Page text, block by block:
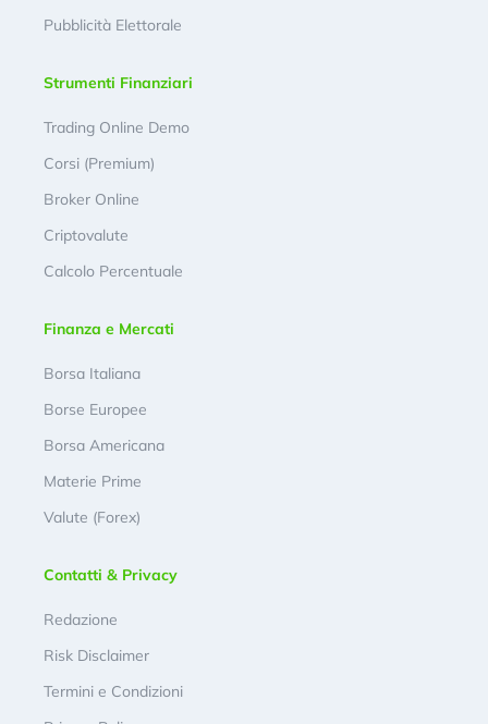
Pubblicità Elettorale
Strumenti Finanziari
Trading Online Demo
Corsi (Premium)
Broker Online
Criptovalute
Calcolo Percentuale
Finanza e Mercati
Borsa Italiana
Borse Europee
Borsa Americana
Materie Prime
Valute (Forex)
Contatti & Privacy
Redazione
Risk Disclaimer
Termini e Condizioni